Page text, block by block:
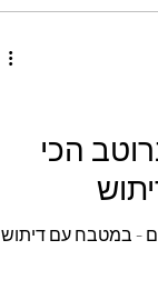
וניל, גבינה ולאחד
אחידה. להוסיף
קערות באחת
הכי
- במטבח עם דיתוש